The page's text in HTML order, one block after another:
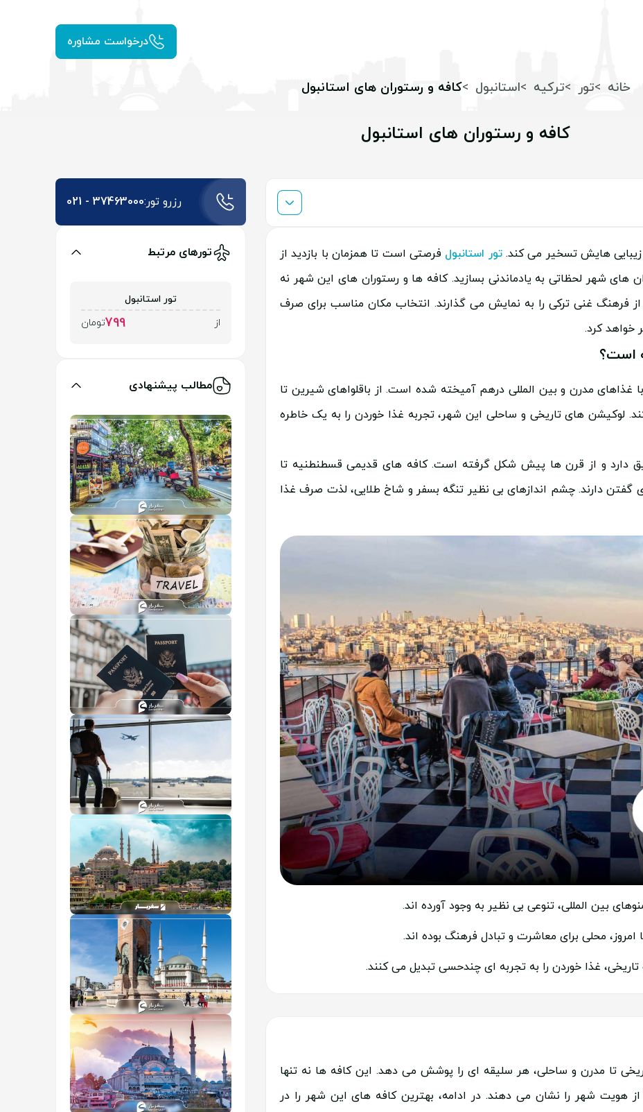
درخواست مشاوره
خانه تور ترکیه استانبول کافه و رستوران های استانبول
کافه و رستوران های استانبول
هایش تسخیر می کند.تور استانبول فرصتی است تا همزمان با بازدید از
های شهر لحظاتی به یادماندنی بسازید. کافه ها و رستوران های این شهر نه
فرهنگ غنی ترکی را به نمایش می گذارند. انتخاب مکان مناسب برای صرف
خواهد کرد.
است؟
مدرن و بین المللی درهم آمیخته شده است. از باقلواهای شیرین تا
لوکیشن های تاریخی و ساحلی این شهر، تجربه غذا خوردن را به یک خاطره
دارد و از قرن ها پیش شکل گرفته است. کافه های قدیمی قسطنطنیه تا
گفتن دارند. چشم اندازهای بی نظیر تنگه بسفر و شاخ طلایی، لذت صرف غذا
بین المللی، تنوعی بی نظیر به وجود آورده اند.
امروز، محلی برای معاشرت و تبادل فرهنگ بوده اند.
غذا خوردن را به تجربه ای چندحسی تبدیل می کنند.
تا مدرن و ساحلی، هر سلیقه ای را پوشش می دهد. این کافه ها نه تنها
هویت شهر را نشان می دهند. در ادامه، بهترین کافه های این شهر را در
رزرو تور:021 - 37463000
تورهای مرتبط
تور استانبول
از
799تومان
مطالب پیشنهادی
بخش آسیایی استانبول
ارز مسافرتی
ثبت نام آنلاین پاسپورت
عوارض خروج از کشور 1405
راهنمای سفر به استانبول
معرفی کامل قسمت اروپایی
استانبول